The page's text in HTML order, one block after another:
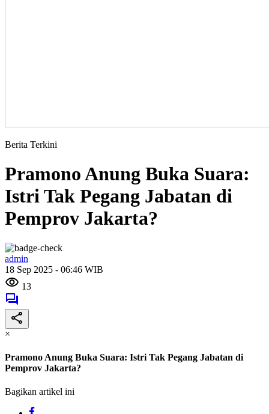
Berita Terkini
Pramono Anung Buka Suara:
Istri Tak Pegang Jabatan di
Pemprov Jakarta?
admin
18 Sep 2025 - 06:46 WIB
13
×
Pramono Anung Buka Suara: Istri Tak Pegang Jabatan di
Pemprov Jakarta?
Bagikan artikel ini